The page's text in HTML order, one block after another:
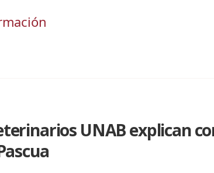
UNAB explican